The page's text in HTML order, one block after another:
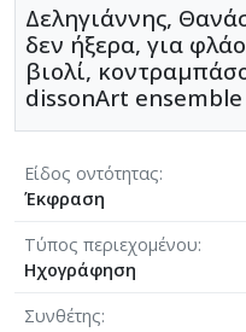
Δεληγιάννης,
δεν ήξερα, για
βιολί,
dissonArt
Είδος οντότητας
Έκφραση
Τύπος περιεχομένου
Ηχογράφηση
Συνθέτης